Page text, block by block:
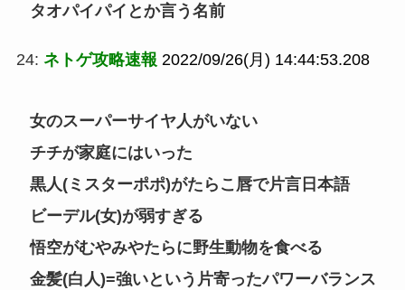
タオパイパイとか言う名前
24: ネトゲ攻略速報 2022/09/26(月) 14:44:53.208
女のスーパーサイヤ人がいない
チチが家庭にはいった
黒人(ミスターポポ)がたらこ唇で片言日本語
ビーデル(女)が弱すぎる
悟空がむやみやたらに野生動物を食べる
金髪(白人)=強いという片寄ったパワーバランス